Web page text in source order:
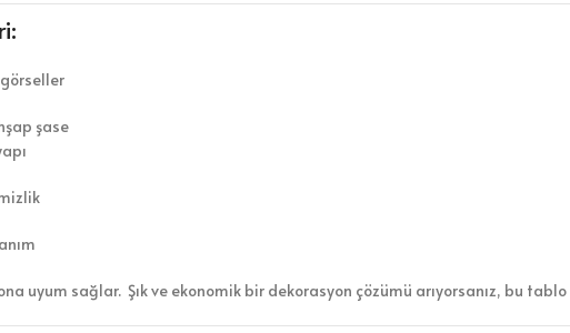
şase
uyum sağlar. Şık ve ekonomik bir dekorasyon çözümü arıyorsanız, bu